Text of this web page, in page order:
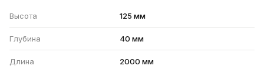
Высота 125 мм
Глубина 40 мм
Длина 2000 мм